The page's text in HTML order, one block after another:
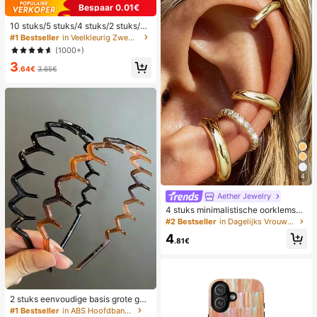
Bespaar 0.01€
10 stuks/5 stuks/4 stuks/2 stuks/1 s
tuk Waterdichte tas, Waterdichte tel
efoonhoes voor onder water, Water
dichte telefoonhoes voor op het str
and, Zomerse kampeeruitrusting, V
akantiebenodigdheden, Onmisbaar
#1 Bestseller
in Veelkleurig Zwemmen Tas
(1000+)
3.64€ 3.65€
2 stuks eenvoudige basis grote golf
haarbanden voor dames, make-up
#1 Bestseller in ABS Hoofdbanden
4
Aether Jewelry
4 stuks minimalistische oorklemset
met kubische zirkonia - kan gestap
eld worden, geen piercing nodig, ge
schikt voor dagelijks kantoorwear
#2 Bestseller in Dagelijks Vrouwen Oorbellen
4.81€